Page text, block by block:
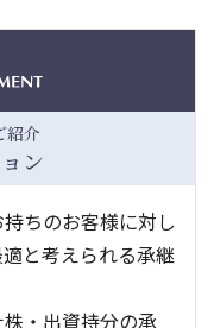
紹介
ン
ちのお客様に対し
と考えられる承継
株・出資持分の承